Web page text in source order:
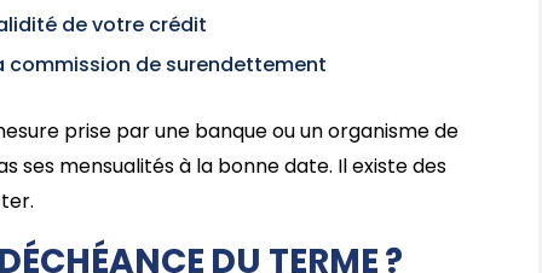
de votre crédit
commission de surendettement
prise par une banque ou un organisme de
ses mensualités à la bonne date. Il existe des
DU TERME ?